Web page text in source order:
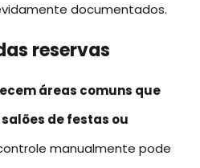
documentados.
reservas
áreas comuns que
de festas ou
manualmente pode